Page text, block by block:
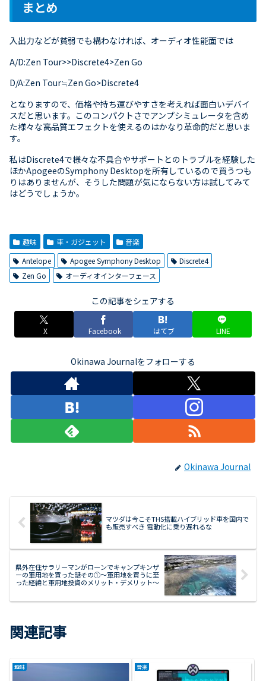
まとめ
入出力などが貧弱でも構わなければ、オーディオ性能面では
A/D:Zen Tour>>Discrete4>Zen Go
D/A:Zen Tour≒Zen Go>Discrete4
となりますので、価格や持ち運びやすさを考えれば面白いデバイ
スだと思います。このコンパクトさでアンプシミュレータを含め
た様々な高品質エフェクトを使えるのはかなり革命的だと思いま
す。
私はDiscrete4で様々な不具合やサポートとのトラブルを経験した
ほかApogeeのSymphony Desktopを所有しているので買うつも
りはありませんが、そうした問題が気にならない方は試してみて
はどうでしょうか。
趣味 車・ガジェット
音楽
Antelope
Apogee Symphony Desktop
Discrete4
Zen Go
オーディオインターフェース
この記事をシェアする
X Facebook はてブ LINE
Okinawa Journalをフォローする
Okinawa Journal
マツダは今こそTHS搭載ハイブリッド車を国内で
も販売すべき 電動化に乗り遅れるな
県外在住サラリーマンがローンでキャンプキンザ
ーの軍用地を買った話その①～軍用地を買うに至
った経緯と軍用地投資のメリット・デメリット～
関連記事
趣味 音楽